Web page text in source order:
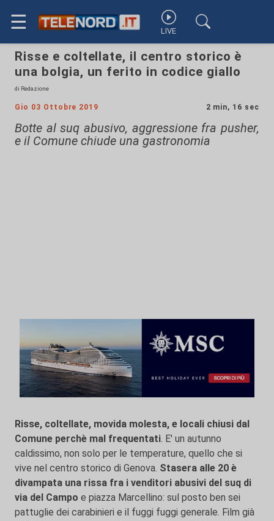
☰ LIVE
Risse e coltellate, il centro storico è
una bolgia, un ferito in codice giallo
di Redazione
Gio 03 Ottobre 2019 2 min, 16 sec
Botte al suq abusivo, aggressione fra pusher,
e il Comune chiude una gastronomia
Risse, coltellate, movida molesta, e locali chiusi dal
Comune perchè mal frequentati. E' un autunno
caldissimo, non solo per le temperature, quello che si
vive nel centro storico di Genova. Stasera alle 20 è
divampata una rissa fra i venditori abusivi del suq di
via del Campo e piazza Marcellino: sul posto ben sei
pattuglie dei carabinieri e il fuggi fuggi generale. Film già